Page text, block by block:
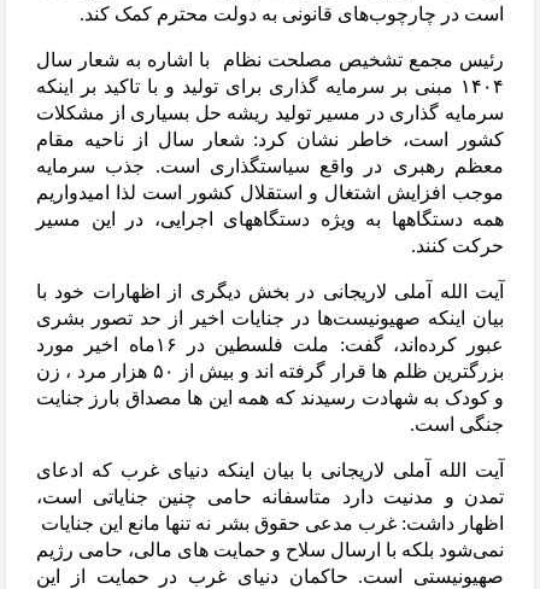
است در چارچوب‌های قانونی به دولت محترم کمک کند.
رئیس مجمع تشخیص مصلحت نظام با اشاره به شعار سال
۱۴۰۴ مبنی بر سرمایه گذاری برای تولید و با تاکید بر اینکه
سرمایه گذاری در مسیر تولید ریشه حل بسیاری از مشکلات
کشور است، خاطر نشان کرد: شعار سال از ناحیه مقام
معظم رهبری در واقع سیاستگذاری است. جذب سرمایه
موجب افزایش اشتغال و استقلال کشور است لذا امیدواریم
همه دستگاهها به ویژه دستگاههای اجرایی، در این مسیر
حرکت کنند.
آیت الله آملی لاریجانی در بخش دیگری از اظهارات خود با
بیان اینکه صهیونیست‌ها در جنایات اخیر از حد تصور بشری
عبور کرده‌اند، گفت: ملت فلسطین در ۱۶ماه اخیر مورد
بزرگترین ظلم ها قرار گرفته اند و بیش از ۵۰ هزار مرد ، زن
و کودک به شهادت رسیدند که همه این ها مصداق بارز جنایت
جنگی است.
آیت الله آملی لاریجانی با بیان اینکه دنیای غرب که ادعای
تمدن و مدنیت دارد متاسفانه حامی چنین جنایاتی است،
اظهار داشت: غرب مدعی حقوق بشر نه تنها مانع این جنایات
نمی‌شود بلکه با ارسال سلاح و حمایت های مالی، حامی رژیم
صهیونیستی است. حاکمان دنیای غرب در حمایت از این